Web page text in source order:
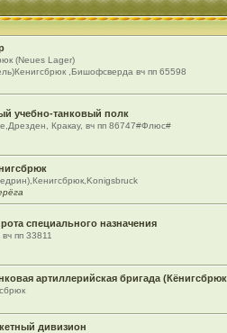
(Neues Lager)
,Бишофсверда вч пп 65598
учебно-танковый полк
Кракау, вч пп 86747#Флюс#
специального назначения
пп 33811
артиллерийская бригада
дивизион